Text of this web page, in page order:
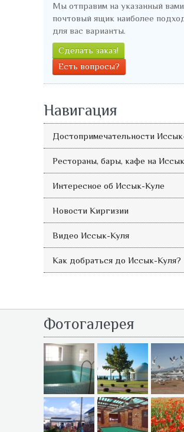
Мы отправим на указанный вами
почтовый ящик наиболее
для вас варианты.
Сделать заказ!
Есть вопросы?
Навигация
Достопримечательности
Рестораны, бары, кафе на
Интересное об Иссык-Куле
Новости Киргизии
Видео Иссык-Куля
Как добраться до Иссык-Куля?
Фотогалерея